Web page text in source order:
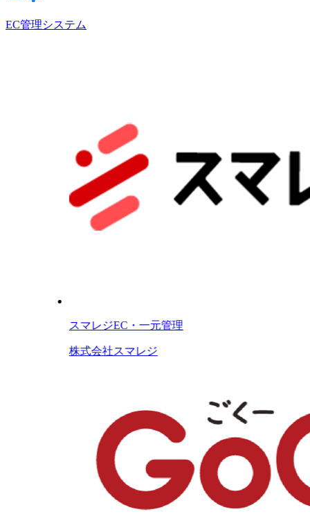
EC管理システム
スマレジEC・一元管理
株式会社スマレジ